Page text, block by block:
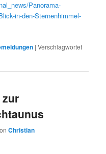
Panorama-
in-den-Sternenhimmel-
|Verschlagwortet
Christian